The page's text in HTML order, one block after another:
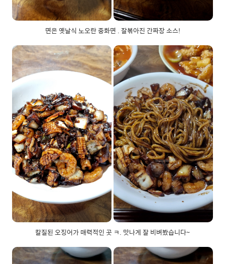
면은 옛날식 노오란 중화면 . 잘볶아진 간짜장 소스!
칼질된 오징어가 매력적인 곳 ㅋ. 맛나게 잘 비벼봤습니다~